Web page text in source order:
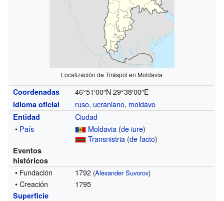
Localización de Tiráspol en Moldavia
Coordenadas 46°51′00″N 29°38′00″E
Idioma oficial ruso, ucraniano, moldavo
Entidad
Ciudad
• País Moldavia (de iure)
Transnistria (de facto)
Eventos
históricos
• Fundación 1792 (Alexander Suvorov)
• Creación 1795
Superficie